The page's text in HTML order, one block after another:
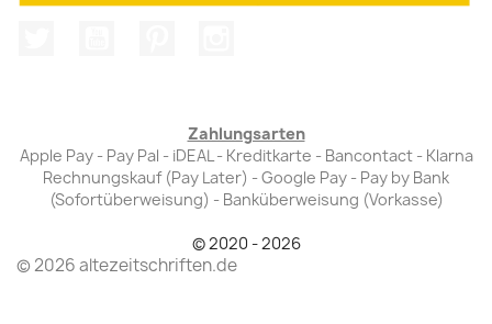
Zahlungsarten
Apple Pay - Pay Pal - iDEAL - Kreditkarte - Bancontact - Klarna
Rechnungskauf (Pay Later) - Google Pay - Pay by Bank
(Sofortüberweisung) - Banküberweisung (Vorkasse)
© 2020 - 2026
© 2026 altezeitschriften.de